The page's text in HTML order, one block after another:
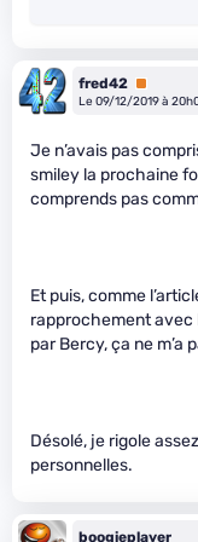
fred42 Premium
Le 09/12/2019 à
Je n’avais pas
smiley la prochaine
comprends pas
Et puis, comme
rapprochement avec
par Bercy, ça ne m’a
Désolé, je rigole
personnelles.
boogieplayer